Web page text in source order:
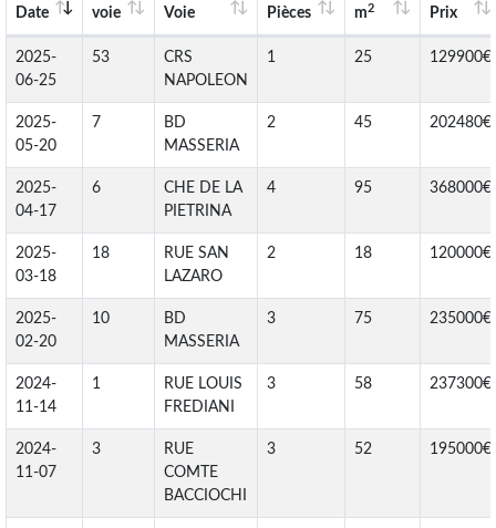
Date
voie
Voie
Pièces
m2 Prix
2025-
06-25
53
CRS
NAPOLEON
1 25 129900€
2025-
05-20
7
BD
MASSERIA
2 45 202480€
2025-
04-17
6
CHE DE LA
PIETRINA
4 95 368000€
2025-
03-18
18
RUE SAN
LAZARO
2 18 120000€
2025-
02-20
10
BD
MASSERIA
3 75 235000€
2024-
11-14
1
RUE LOUIS
FREDIANI
3 58 237300€
2024-
11-07
3
RUE
COMTE
BACCIOCHI
3 52 195000€